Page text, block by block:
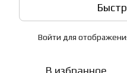
Войти для
В избранное